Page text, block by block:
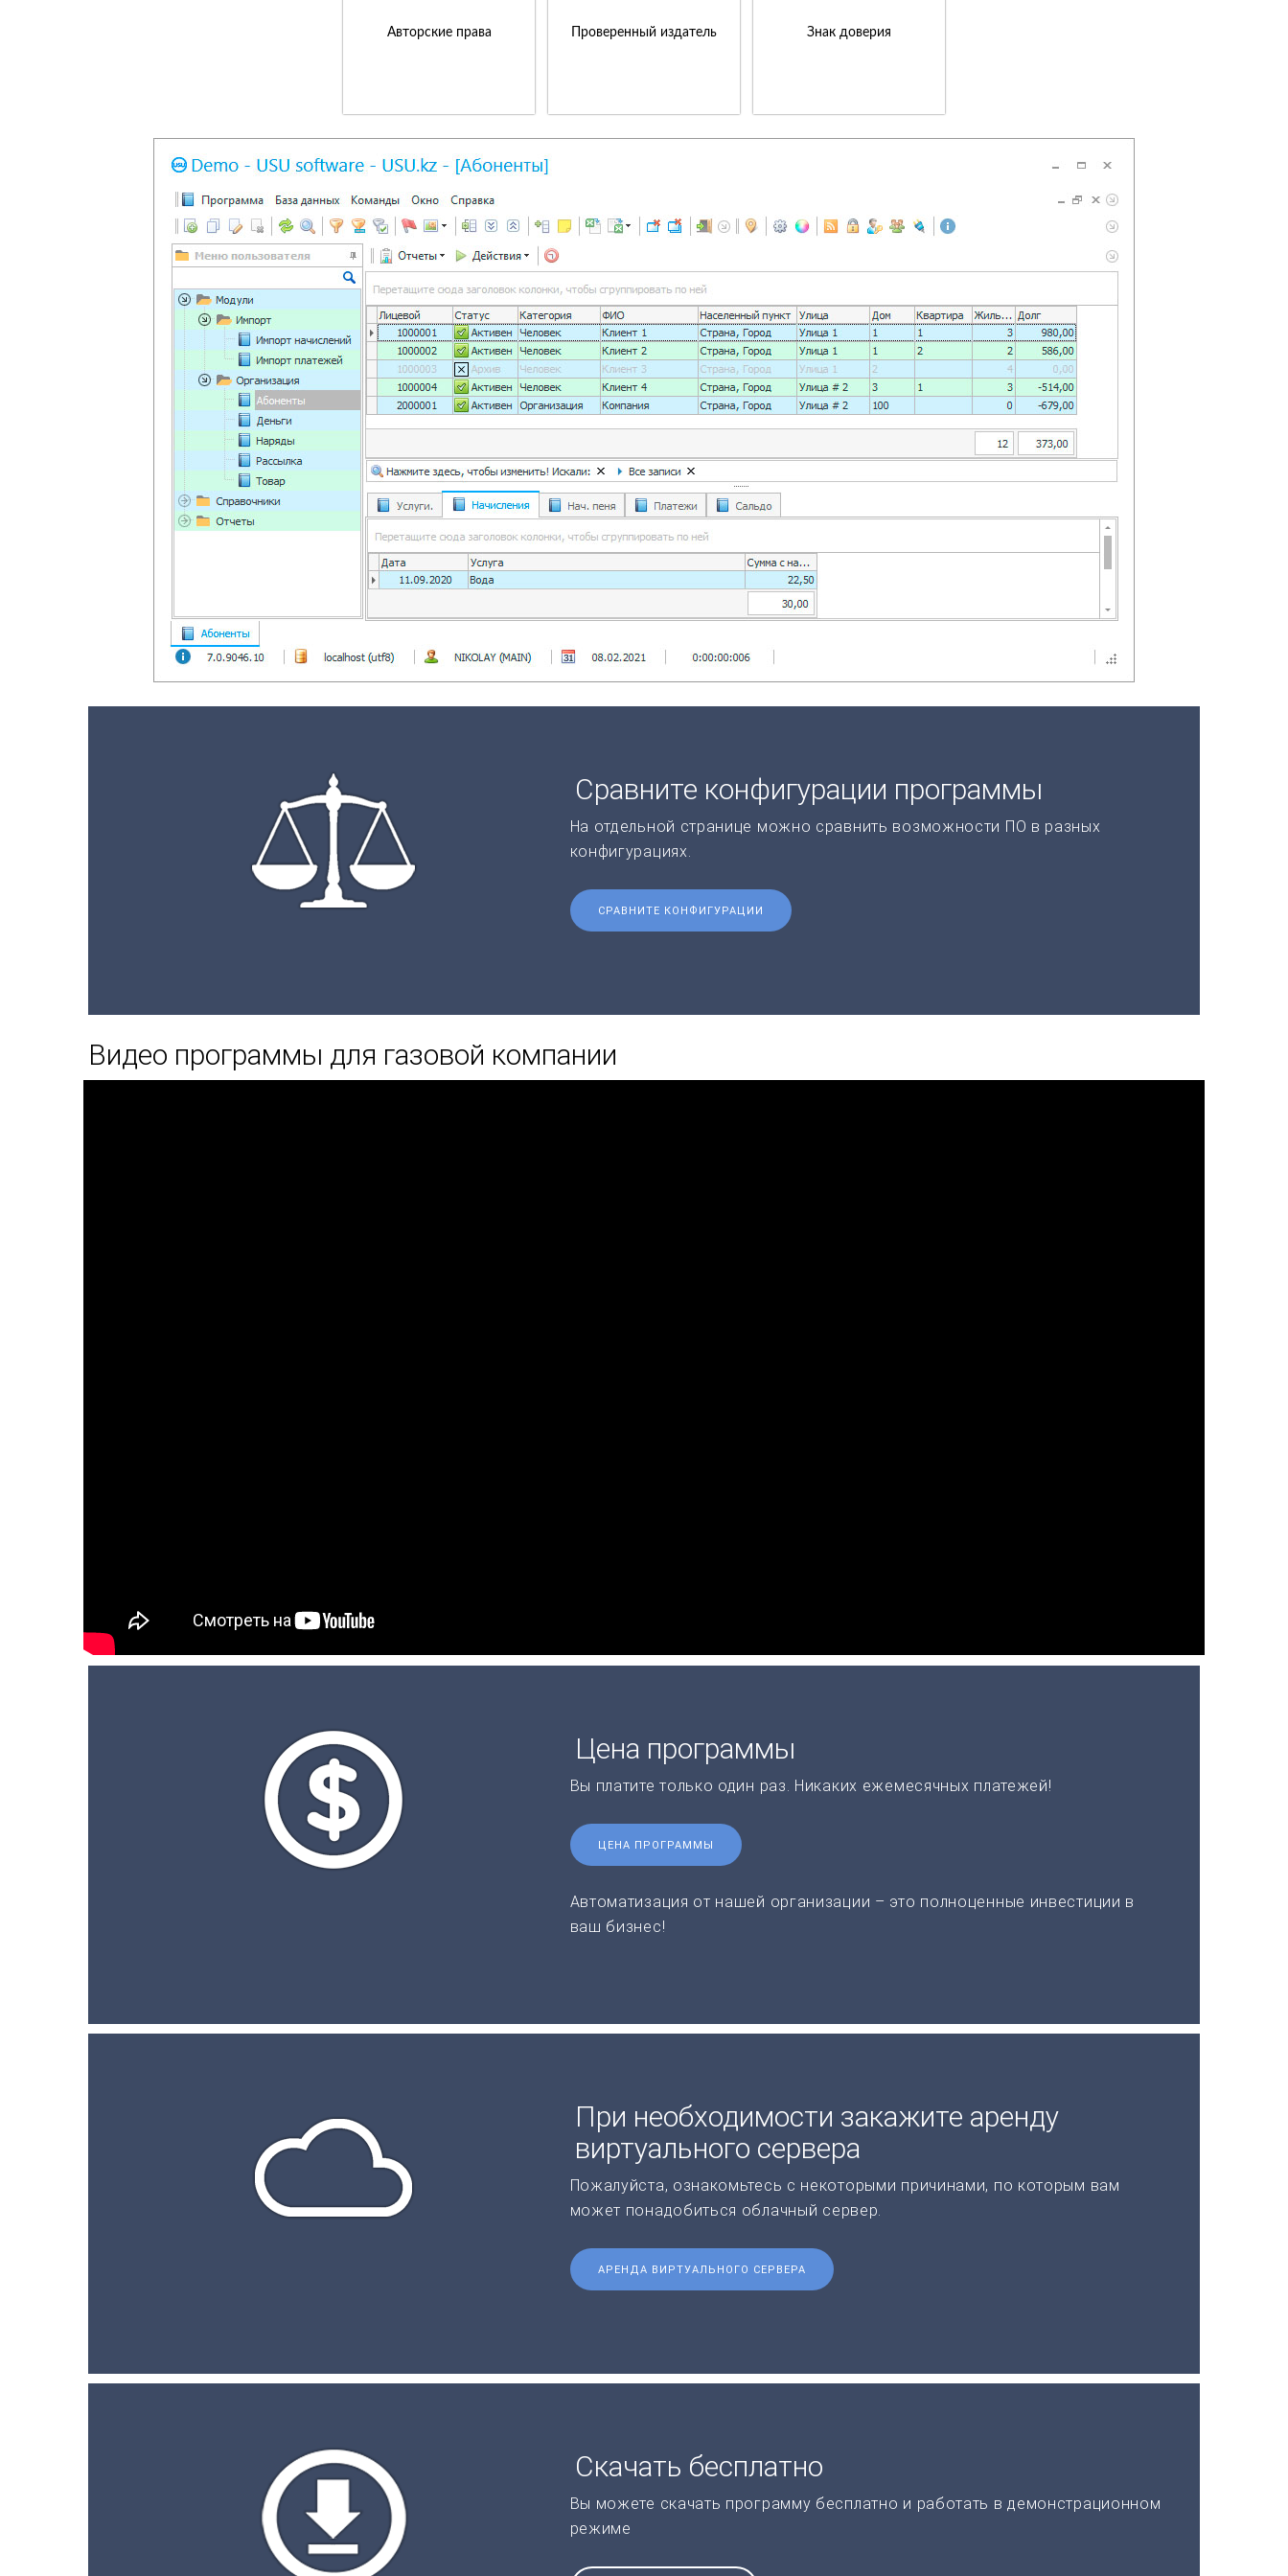
Авторские права Проверенный издатель Знак доверия
Сравните конфигурации программы
На отдельной странице можно сравнить возможности ПО в разных
конфигурациях.
СРАВНИТЕ КОНФИГУРАЦИИ
Видео программы для газовой компании
Цена программы
Вы платите только один раз. Никаких ежемесячных платежей!
ЦЕНА ПРОГРАММЫ
Автоматизация от нашей организации – это полноценные инвестиции в
ваш бизнес!
При необходимости закажите аренду
виртуального сервера
Пожалуйста, ознакомьтесь с некоторыми причинами, по которым вам
может понадобиться облачный сервер.
АРЕНДА ВИРТУАЛЬНОГО СЕРВЕРА
Скачать бесплатно
Вы можете скачать программу бесплатно и работать в демонстрационном
режиме